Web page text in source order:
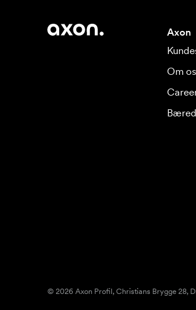
Axon
Om os
© 2026 Axon Profil, Christians Brygge 28,